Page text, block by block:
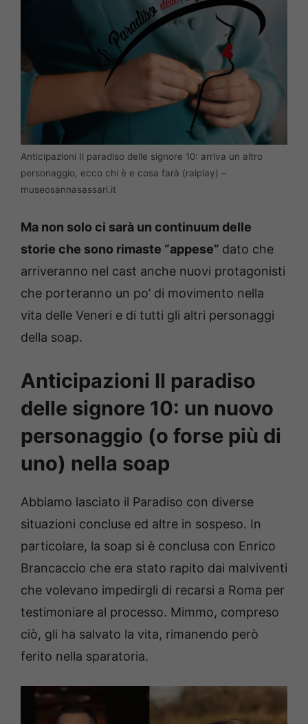
Anticipazioni Il paradiso delle signore 10: arriva un altro
personaggio, ecco chi è e cosa farà (raiplay) –
museosannasassari.it
Ma non solo ci sarà un continuum delle
storie che sono rimaste “appese” dato che
arriveranno nel cast anche nuovi protagonisti
che porteranno un po’ di movimento nella
vita delle Veneri e di tutti gli altri personaggi
della soap.
Anticipazioni Il paradiso
delle signore 10: un nuovo
personaggio (o forse più di
uno) nella soap
Abbiamo lasciato il Paradiso con diverse
situazioni concluse ed altre in sospeso. In
particolare, la soap si è conclusa con Enrico
Brancaccio che era stato rapito dai malviventi
che volevano impedirgli di recarsi a Roma per
testimoniare al processo. Mimmo, compreso
ciò, gli ha salvato la vita, rimanendo però
ferito nella sparatoria.